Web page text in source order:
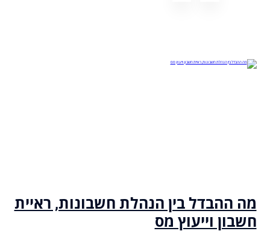
מה ההבדל בין הנהלת חשבונות, ראיית
חשבון וייעוץ מס